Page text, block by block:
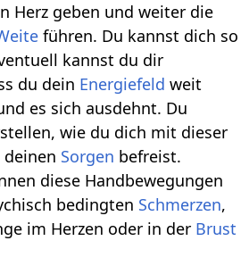
Herz geben und weiter die
führen. Du kannst dich so
kannst du dir
du dein Energiefeld weit
es sich ausdehnt. Du
wie du dich mit dieser
Sorgen befreist.
diese Handbewegungen
bedingten Schmerzen,
im Herzen oder in der Brust